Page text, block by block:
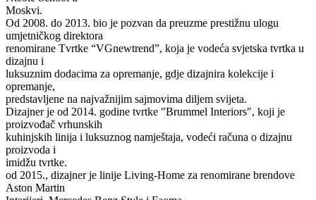
Moskvi.
Od 2008. do 2013. bio je pozvan da preuzme prestižnu ulogu
umjetničkog direktora
renomirane Tvrtke “VGnewtrend”, koja je vodeća svjetska tvrtka u
dizajnu i
luksuznim dodacima za opremanje, gdje dizajnira kolekcije i
opremanje,
predstavljene na najvažnijim sajmovima diljem svijeta.
Dizajner je od 2014. godine tvrtke "Brummel Interiors", koji je
proizvođač vrhunskih
kuhinjskih linija i luksuznog namještaja, vodeći računa o dizajnu
proizvoda i
imidžu tvrtke.
od 2015., dizajner je linije Living-Home za renomirane brendove
Aston Martin